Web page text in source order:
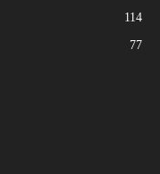
114
77